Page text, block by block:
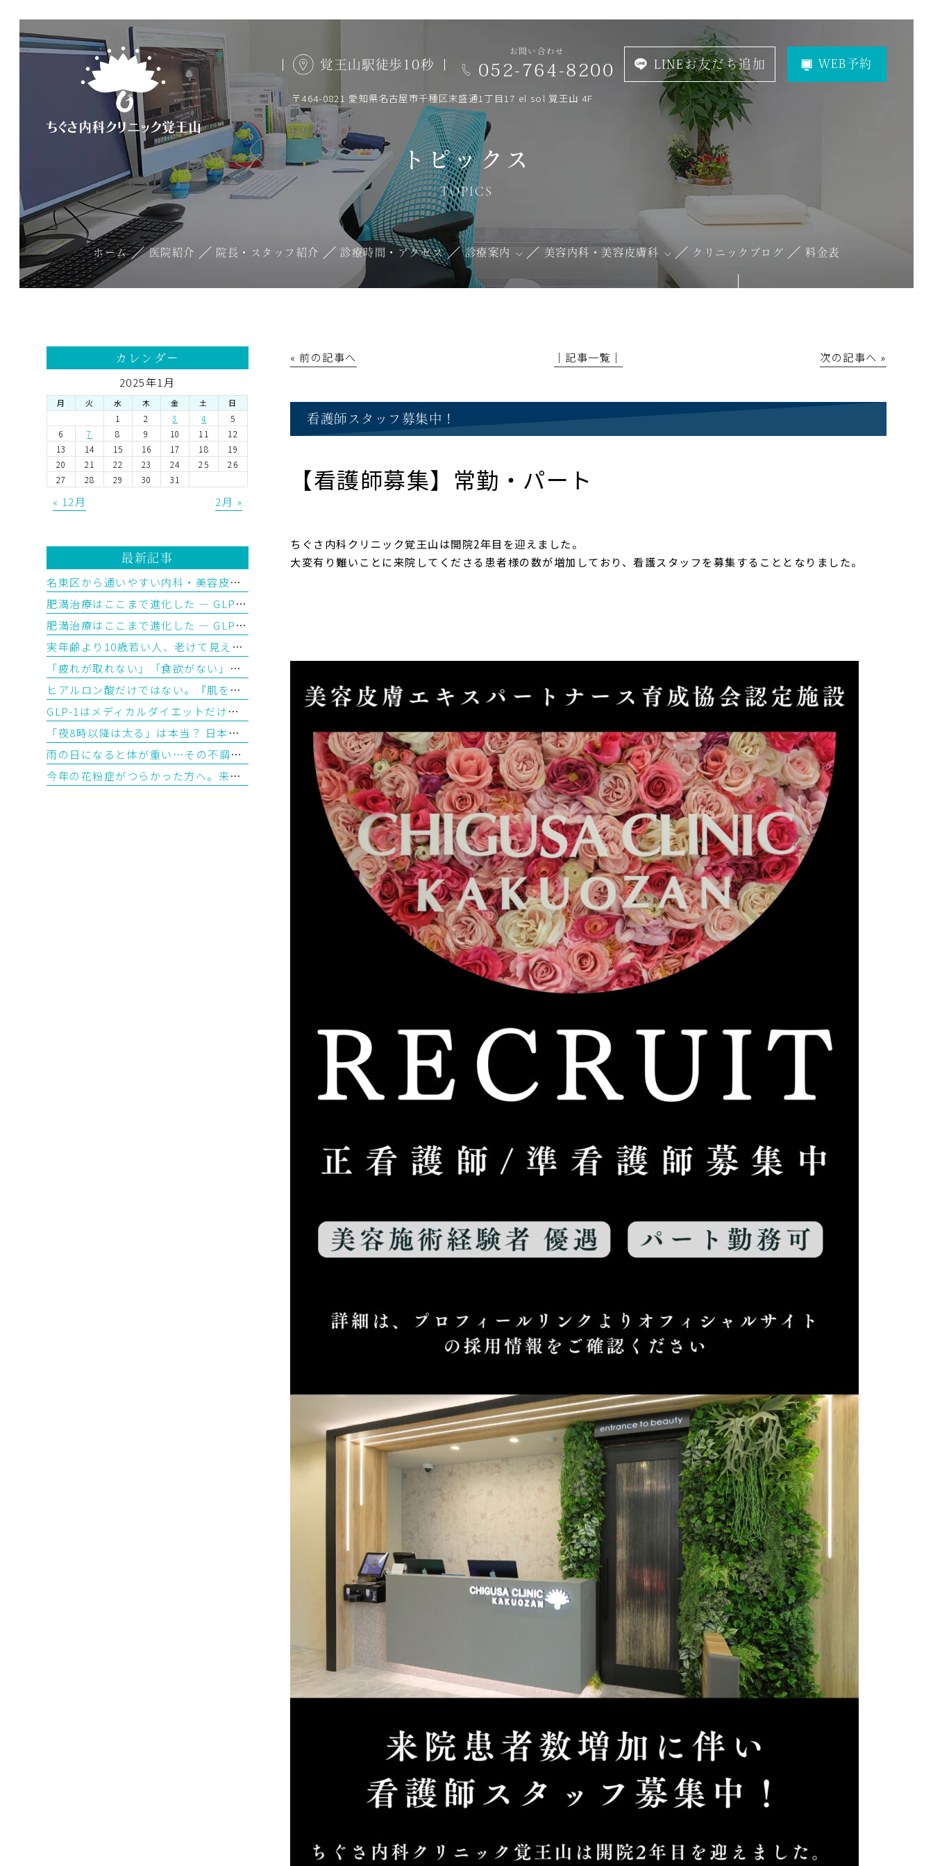
覚王山駅徒歩10秒
お問い合わせ
052-764-8200 LINEお友だち追加 WEB予約
〒464-0821 愛知県名古屋市千種区末盛通1丁目17 el sol 覚王山 4F
トピックス
TOPICS
ホーム 医院紹介 院長・スタッフ紹介 診療時間・アクセス 診療案内 美容内科・美容皮膚科 クリニックブログ 料金表
« 前の記事へ │記事一覧│ 次の記事へ »
看護師スタッフ募集中！
【看護師募集】常勤・パート
ちぐさ内科クリニック覚王山は開院2年目を迎えました。
大変有り難いことに来院してくださる患者様の数が増加しており、看護スタッフを募集することとなりました。
カレンダー
2025年1月
月 火 水 木 金 土 日
1 2 3 4
5
6
7 8 9 10 11
12
13
14 15 16 17 18
19
20
21 22 23 24 25
26
27
28 29 30 31
« 12月 2月 »
最新記事
名東区から通いやすい内科・美容皮膚科をお探しの方へ
肥満治療はここまで進化した ― GLP-1から「トリプルGアゴニスト」の時代へ【後編】
肥満治療はここまで進化した ― GLP-1から「トリプルGアゴニスト」の時代へ【前編】
実年齢より10歳若い人、老けて見える人。その違いはどこから生まれるのか？―「生物学的年齢」とエピジェネティッククロックが教えてくれること
「疲れが取れない」「食欲がない」夏バテに使われる漢方の選び方を医師が解説
ヒアルロン酸だけではない。『肌を育てる注入治療』ジャルプロとは？
GLP-1はメディカルダイエットだけじゃない？ 最新研究で見えてきた意外な可能性
「夜8時以降は太る」は本当？ 日本人1,000人超の最新研究から見えてきた“食べる時間”とダイエットの意外な関係
雨の日になると体が重い…その不調、「湿気疲れ」かもしれません ― 漢方で考える水滞（すいたい）とは
今年の花粉症がつらかった方へ。来年の春を少し楽にする「今から始めるシダキュア治療」